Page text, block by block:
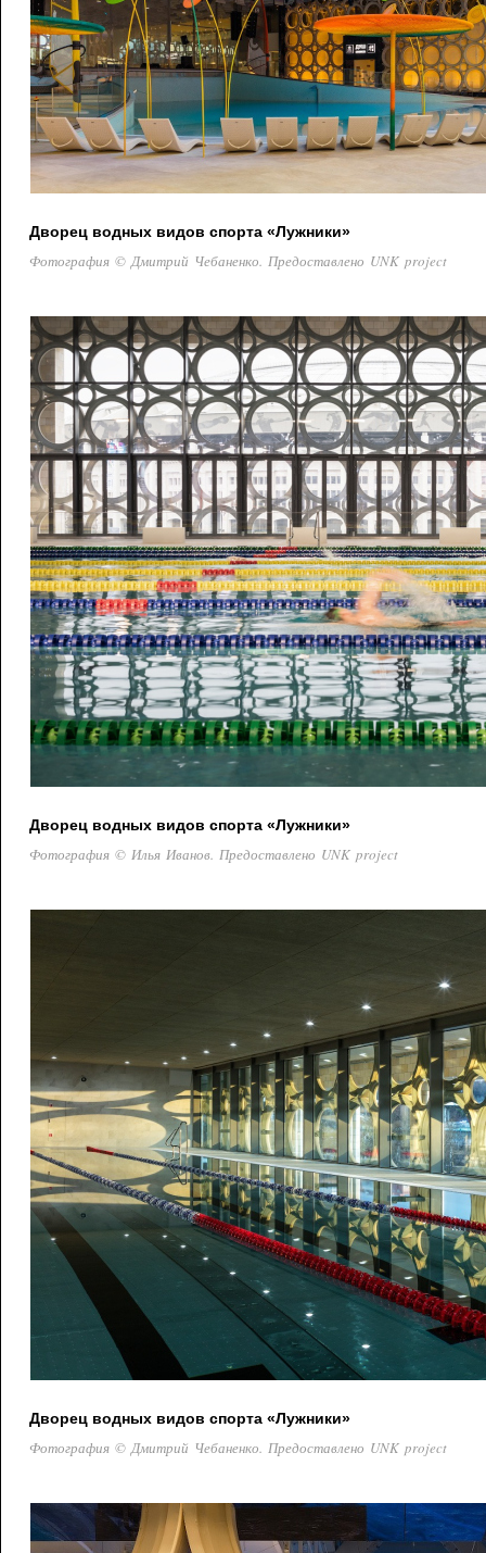
Дворец водных видов спорта «Лужники»
Фотография © Дмитрий Чебаненко. Предоставлено UNK project
Дворец водных видов спорта «Лужники»
Фотография © Илья Иванов. Предоставлено UNK project
Дворец водных видов спорта «Лужники»
Фотография © Дмитрий Чебаненко. Предоставлено UNK project